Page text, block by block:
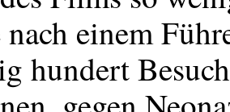
nach einem
hundert